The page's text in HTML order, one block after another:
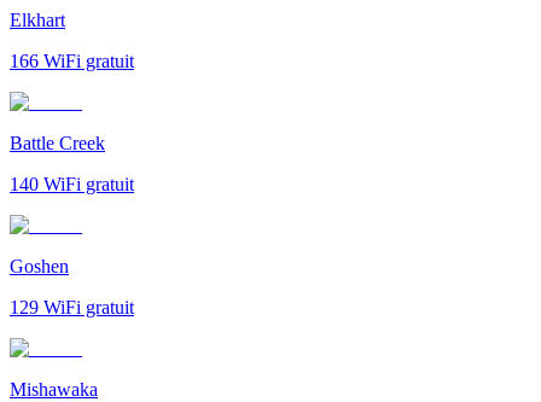
Elkhart
166 WiFi gratuit
Battle Creek
140 WiFi gratuit
Goshen
129 WiFi gratuit
Mishawaka